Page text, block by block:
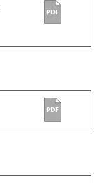
PDF
PDF